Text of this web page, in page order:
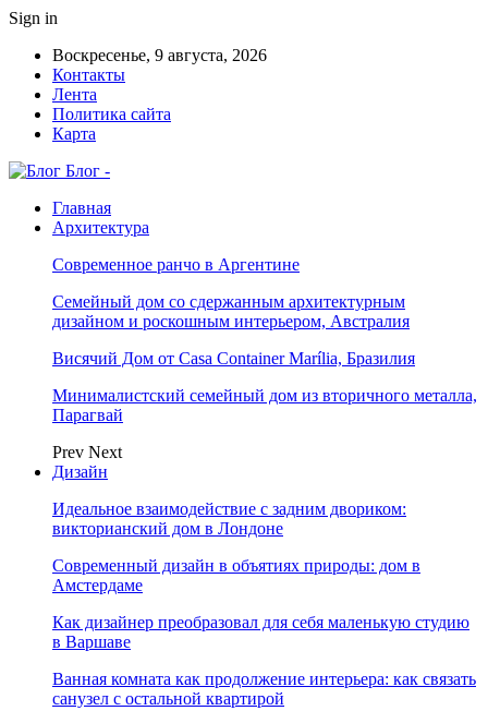
Sign in
Воскресенье, 9 августа, 2026
Контакты
Лента
Политика сайта
Карта
Блог -
Главная
Архитектура
Современное ранчо в Аргентине
Семейный дом со сдержанным архитектурным
дизайном и роскошным интерьером, Австралия
Висячий Дом от Casa Container Marília, Бразилия
Минималистский семейный дом из вторичного металла,
Парагвай
Prev Next
Дизайн
Идеальное взаимодействие с задним двориком:
викторианский дом в Лондоне
Современный дизайн в объятиях природы: дом в
Амстердаме
Как дизайнер преобразовал для себя маленькую студию
в Варшаве
Ванная комната как продолжение интерьера: как связать
санузел с остальной квартирой